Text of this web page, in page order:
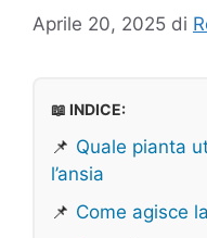
Aprile 20, 2025 di
📖 INDICE:
📌 Quale pianta
l’ansia
📌 Come agisce